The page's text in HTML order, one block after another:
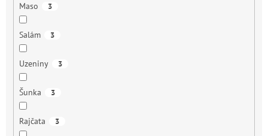
Maso 3
Salám 3
Uzeniny 3
Šunka 3
Rajčata 3